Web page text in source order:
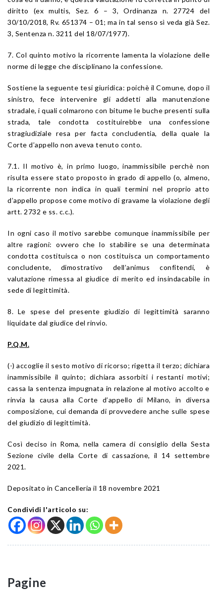
diritto (ex multis, Sez. 6 – 3, Ordinanza n. 27724 del
30/10/2018, Rv. 651374 – 01; ma in tal senso sì veda già Sez.
3, Sentenza n. 3211 del 18/07/1977).
7. Col quinto motivo la ricorrente lamenta la violazione delle
norme di legge che disciplinano la confessione.
Sostiene la seguente tesi giuridica: poichè il Comune, dopo il
sinistro, fece intervenire gli addetti alla manutenzione
stradale, i quali colmarono con bitume le buche presenti sulla
strada, tale condotta costituirebbe una confessione
stragiudiziale resa per facta concludentia, della quale la
Corte d’appello non aveva tenuto conto.
7.1. Il motivo è, in primo luogo, inammissibile perchè non
risulta essere stato proposto in grado di appello (o, almeno,
la ricorrente non indica in quali termini nel proprio atto
d’appello propose come motivo di gravame la violazione degli
artt. 2732 e ss. c.c.).
In ogni caso il motivo sarebbe comunque inammissibile per
altre ragioni: ovvero che lo stabilire se una determinata
condotta costituisca o non costituisca un comportamento
concludente, dimostrativo dell’animus confitendi, è
valutazione rimessa al giudice di merito ed insindacabile in
sede di legittimità.
8. Le spese del presente giudizio di legittimità saranno
liquidate dal giudice del rinvio.
P.Q.M.
(-) accoglie il sesto motivo di ricorso; rigetta il terzo; dichiara
inammissibile il quinto; dichiara assorbiti i restanti motivi;
cassa la sentenza impugnata in relazione al motivo accolto e
rinvia la causa alla Corte d’appello di Milano, in diversa
composizione, cui demanda di provvedere anche sulle spese
del giudizio di legittimità.
Così deciso in Roma, nella camera di consiglio della Sesta
Sezione civile della Corte di cassazione, il 14 settembre
2021.
Depositato in Cancelleria il 18 novembre 2021
Condividi l'articolo su:
Pagine